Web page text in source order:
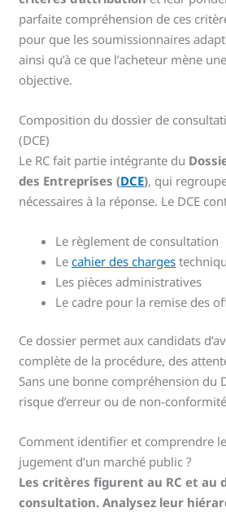
parfaite compréhension de ces
pour que les soumissionnaires
ainsi qu’à ce que l’acheteur mène
objective.
Composition du dossier de
(DCE)
Le RC fait partie intégrante du
des Entreprises (DCE), qui
nécessaires à la réponse. Le DCE
Le règlement de consultation
Lecahier des charges
Les pièces administratives
Le cadre pour la remise des
Ce dossier permet aux candidats
complète de la procédure, des
Sans une bonne compréhension du
risque d’erreur ou de non-
Comment identifier et comprendre
jugement d’un marché public ?
Les critères figurent au RC et au
consultation. Analysez leur